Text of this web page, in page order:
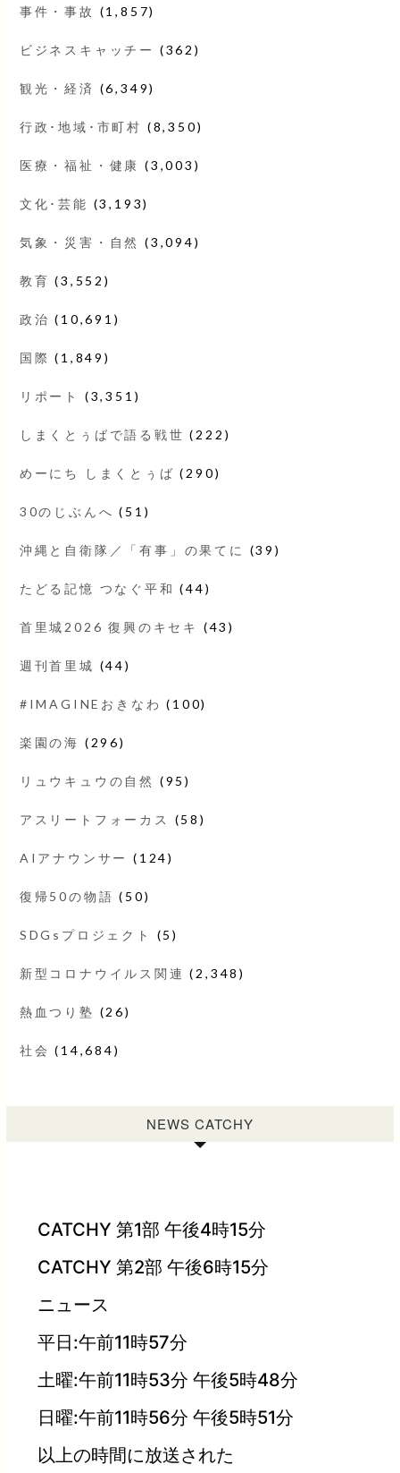
事件・事故 (1,857)
ビジネスキャッチー (362)
観光・経済 (6,349)
行政･地域･市町村 (8,350)
医療・福祉・健康 (3,003)
文化･芸能 (3,193)
気象・災害・自然 (3,094)
教育 (3,552)
政治 (10,691)
国際 (1,849)
リポート (3,351)
しまくとぅばで語る戦世 (222)
めーにち しまくとぅば (290)
30のじぶんへ (51)
沖縄と自衛隊／「有事」の果てに (39)
たどる記憶 つなぐ平和 (44)
首里城2026 復興のキセキ (43)
週刊首里城 (44)
#IMAGINEおきなわ (100)
楽園の海 (296)
リュウキュウの自然 (95)
アスリートフォーカス (58)
AIアナウンサー (124)
復帰50の物語 (50)
SDGsプロジェクト (5)
新型コロナウイルス関連 (2,348)
熱血つり塾 (26)
社会 (14,684)
NEWS CATCHY
CATCHY 第1部 午後4時15分
CATCHY 第2部 午後6時15分
ニュース
平日:午前11時57分
土曜:午前11時53分 午後5時48分
日曜:午前11時56分 午後5時51分
以上の時間に放送された